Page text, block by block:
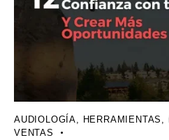
AUDIOLOGÍA, HERRAMIENTAS ,
VENTAS